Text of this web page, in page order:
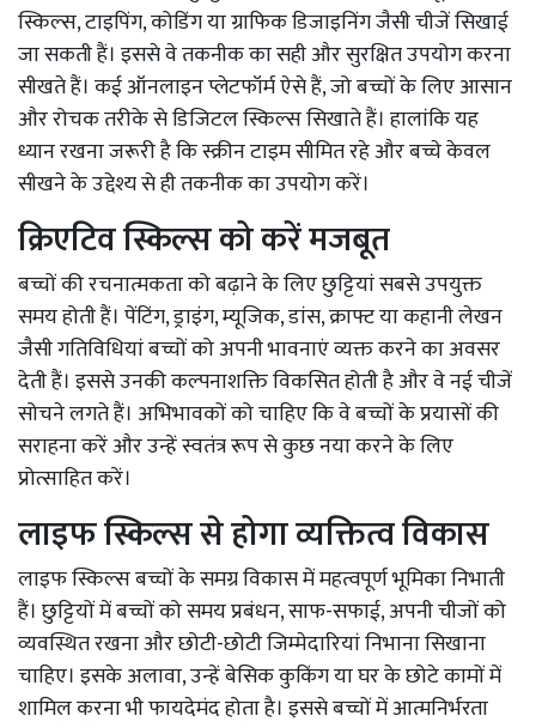
स्किल्स, टाइपिंग, कोडिंग या ग्राफिक डिजाइनिंग जैसी चीजें सिखाई
जा सकती हैं। इससे वे तकनीक का सही और सुरक्षित उपयोग करना
सीखते हैं। कई ऑनलाइन प्लेटफॉर्म ऐसे हैं, जो बच्चों के लिए आसान
और रोचक तरीके से डिजिटल स्किल्स सिखाते हैं। हालांकि यह
ध्यान रखना जरूरी है कि स्क्रीन टाइम सीमित रहे और बच्चे केवल
सीखने के उद्देश्य से ही तकनीक का उपयोग करें।
क्रिएटिव स्किल्स को करें मजबूत
बच्चों की रचनात्मकता को बढ़ाने के लिए छुट्टियां सबसे उपयुक्त
समय होती हैं। पेंटिंग, ड्राइंग, म्यूजिक, डांस, क्राफ्ट या कहानी लेखन
जैसी गतिविधियां बच्चों को अपनी भावनाएं व्यक्त करने का अवसर
देती हैं। इससे उनकी कल्पनाशक्ति विकसित होती है और वे नई चीजें
सोचने लगते हैं। अभिभावकों को चाहिए कि वे बच्चों के प्रयासों की
सराहना करें और उन्हें स्वतंत्र रूप से कुछ नया करने के लिए
प्रोत्साहित करें।
लाइफ स्किल्स से होगा व्यक्तित्व विकास
लाइफ स्किल्स बच्चों के समग्र विकास में महत्वपूर्ण भूमिका निभाती
हैं। छुट्टियों में बच्चों को समय प्रबंधन, साफ-सफाई, अपनी चीजों को
व्यवस्थित रखना और छोटी-छोटी जिम्मेदारियां निभाना सिखाना
चाहिए। इसके अलावा, उन्हें बेसिक कुकिंग या घर के छोटे कामों में
शामिल करना भी फायदेमंद होता है। इससे बच्चों में आत्मनिर्भरता